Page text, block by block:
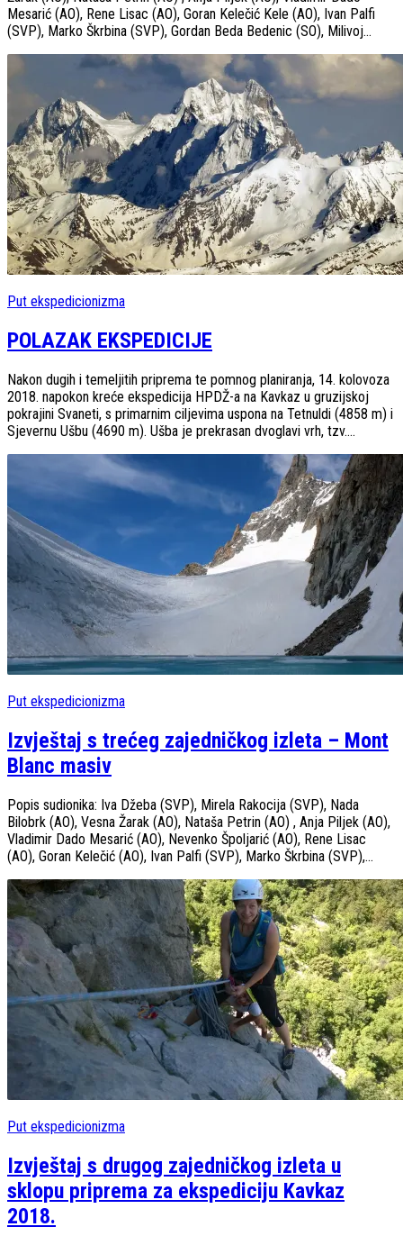
Mesarić (AO), Rene Lisac (AO), Goran Kelečić Kele (AO), Ivan Palfi
(SVP), Marko Škrbina (SVP), Gordan Beda Bedenic (SO), Milivoj...
Put ekspedicionizma
POLAZAK EKSPEDICIJE
Nakon dugih i temeljitih priprema te pomnog planiranja, 14. kolovoza
2018. napokon kreće ekspedicija HPDŽ-a na Kavkaz u gruzijskoj
pokrajini Svaneti, s primarnim ciljevima uspona na Tetnuldi (4858 m) i
Sjevernu Ušbu (4690 m). Ušba je prekrasan dvoglavi vrh, tzv....
Put ekspedicionizma
Izvještaj s trećeg zajedničkog izleta – Mont
Blanc masiv
Popis sudionika: Iva Džeba (SVP), Mirela Rakocija (SVP), Nada
Bilobrk (AO), Vesna Žarak (AO), Nataša Petrin (AO) , Anja Piljek (AO),
Vladimir Dado Mesarić (AO), Nevenko Špoljarić (AO), Rene Lisac
(AO), Goran Kelečić (AO), Ivan Palfi (SVP), Marko Škrbina (SVP),...
Put ekspedicionizma
Izvještaj s drugog zajedničkog izleta u
sklopu priprema za ekspediciju Kavkaz
2018.